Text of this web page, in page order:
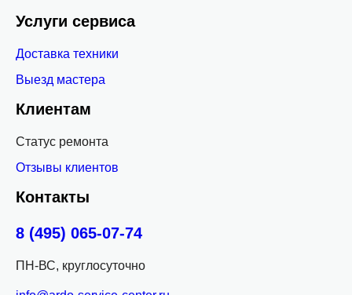
Услуги сервиса
Доставка техники
Выезд мастера
Клиентам
Статус ремонта
Отзывы клиентов
Контакты
8 (495) 065-07-74
ПН-ВС, круглосуточно